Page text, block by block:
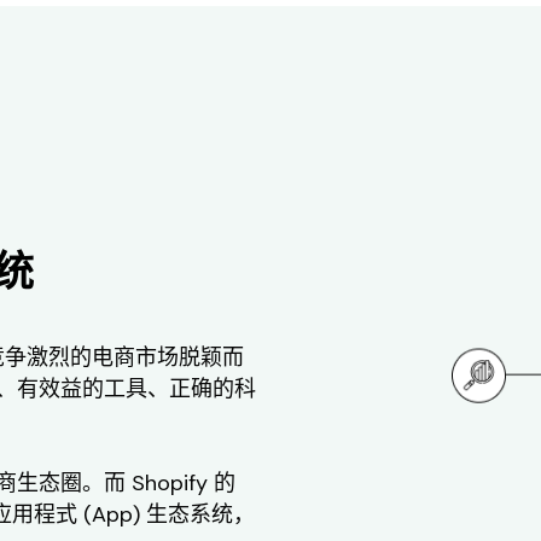
激烈的电商市场脱颖而
有效益的工具、正确的科
生态圈。而 Shopify 的
程式 (App) 生态系统，